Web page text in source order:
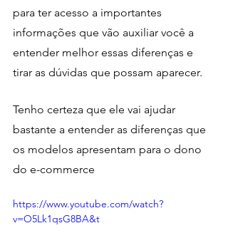
para ter acesso a importantes
informações que vão auxiliar você a
entender melhor essas diferenças e
tirar as dúvidas que possam aparecer.
Tenho certeza que ele vai ajudar
bastante a entender as diferenças que
os modelos apresentam para o dono
do e-commerce
https://www.youtube.com/watch?
v=O5Lk1qsG8BA&t